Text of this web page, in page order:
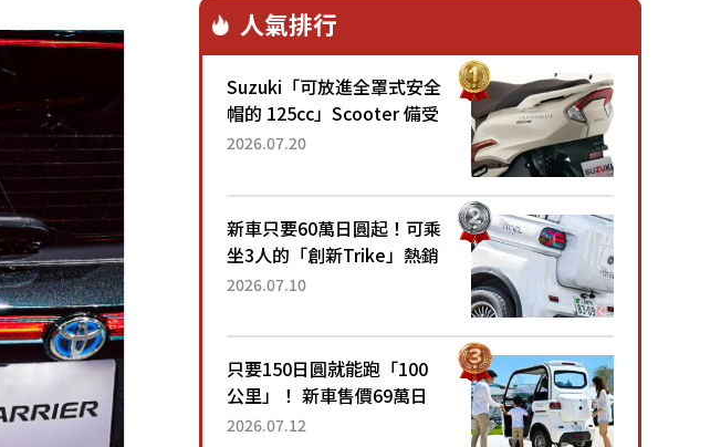
人氣排行
Suzuki「可放進全罩式安全
帽的 125cc」Scooter 備受
矚目！採用全新流線設計與
已陸續開始出口的新款
「B...
2026.07.20
新車只要60萬日圓起！可乘
坐3人的「創新Trike」熱銷
大賣成為人氣車款！「養車
日圓就能跑100公里」「小
朋友坐得...
2026.07.10
只要150日圓就能跑「100
公里」！ 新車售價69萬日
圓的「3人座」Trike大受歡
2026.07.12